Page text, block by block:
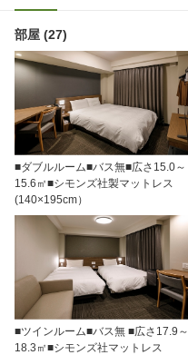
部屋 (27)
■ダブルルーム■バス無■広さ15.0～
15.6㎡■シモンズ社製マットレス
(140×195cm）
■ツインルーム■バス無 ■広さ17.9～
18.3㎡■シモンズ社マットレス